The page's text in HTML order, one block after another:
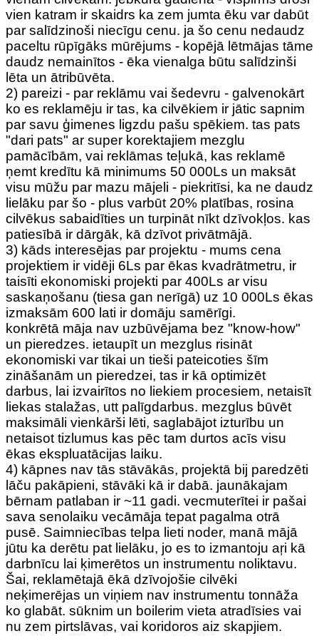
vien katram ir skaidrs ka zem jumta ēku var dabūt
par salīdzinoši niecīgu cenu. ja šo cenu nedaudz
paceltu rūpīgāks mūrējums - kopējā lētmājas tāme
daudz nemainītos - ēka vienalga būtu salīdzinši
lēta un ātribūvēta.
2) pareizi - par reklāmu vai šedevru - galvenokārt
ko es reklamēju ir tas, ka cilvēkiem ir jātic sapnim
par savu ģimenes ligzdu pašu spēkiem. tas pats
"dari pats" ar super korektajiem mezglu
pamācībām, vai reklāmas teļukā, kas reklamē
ņemt kredītu kā minimums 50 000Ls un maksāt
visu mūžu par mazu mājeli - piekritīsi, ka ne daudz
lielāku par šo - plus varbūt 20% platības, rosina
cilvēkus sabaidīties un turpināt nīkt dzīvokļos. kas
patiesībā ir dārgāk, kā dzīvot privātmājā.
3) kāds interesējas par projektu - mums cena
projektiem ir vidēji 6Ls par ēkas kvadrātmetru, ir
taisīti ekonomiski projekti par 400Ls ar visu
saskaņošanu (tiesa gan nerīgā) uz 10 000Ls ēkas
izmaksām 600 lati ir domāju samērīgi.
konkrētā māja nav uzbūvējama bez "know-how"
un pieredzes. ietaupīt un mezglus risināt
ekonomiski var tikai un tieši pateicoties šīm
zināšanām un pieredzei, tas ir kā optimizēt
darbus, lai izvairītos no liekiem procesiem, netaisīt
liekas stalažas, utt palīgdarbus. mezglus būvēt
maksimāli vienkārši lēti, saglabājot izturību un
netaisot tizlumus kas pēc tam durtos acīs visu
ēkas ekspluatācijas laiku.
4) kāpnes nav tās stāvākās, projektā bij paredzēti
lāču pakāpieni, stāvāki kā ir dabā. jaunākajam
bērnam patlaban ir ~11 gadi. vecmuterītei ir pašai
sava senolaiku vecāmāja tepat pagalma otrā
pusē. Saimniecības telpa lieti noder, manā mājā
jūtu ka derētu pat lielāku, jo es to izmantoju aŗi kā
darbnīcu lai ķimerētos un instrumentu noliktavu.
Šai, reklamētajā ēkā dzīvojošie cilvēki
neķimerējas un viņiem nav instrumentu tonnāža
ko glabāt. sūknim un boilerim vieta atradīsies vai
nu zem pirtslāvas, vai koridoros aiz skapjiem.